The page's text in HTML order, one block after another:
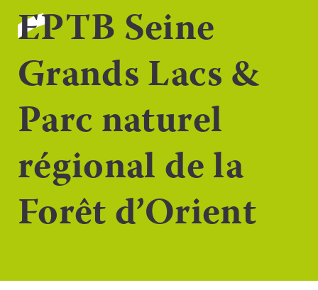
EPTB Seine
Grands Lacs &
Parc naturel
régional de la
Forêt d’Orient